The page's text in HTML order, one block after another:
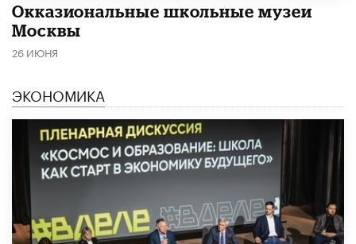
​Окказиональные школьные музеи
Москвы
26 ИЮНЯ
ЭКОНОМИКА